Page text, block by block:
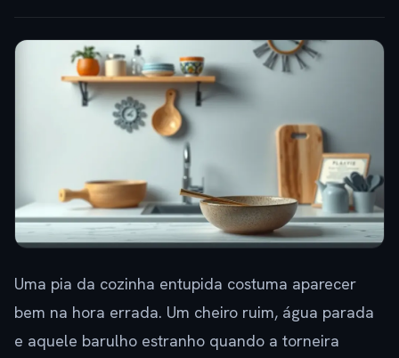
Uma pia da cozinha entupida costuma aparecer
bem na hora errada. Um cheiro ruim, água parada
e aquele barulho estranho quando a torneira